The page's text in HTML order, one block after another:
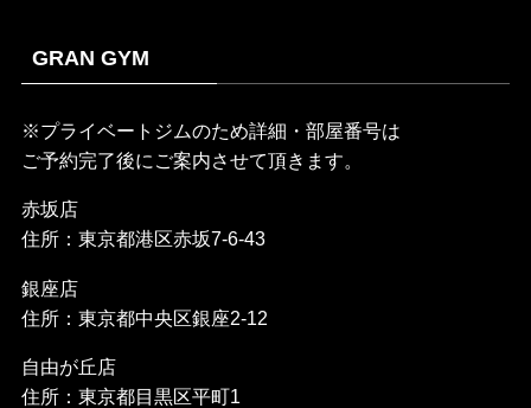
GRAN GYM
※プライベートジムのため詳細・部屋番号は
ご予約完了後にご案内させて頂きます。
赤坂店
住所：東京都港区赤坂7-6-43
銀座店
住所：東京都中央区銀座2-12
自由が丘店
住所：東京都目黒区平町1